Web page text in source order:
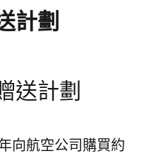
計劃
送計劃
向航空公司購買約